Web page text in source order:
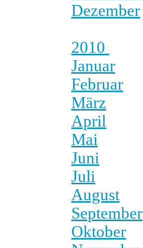
Dezember
2010
Januar
Februar
März
April
Mai
Juni
Juli
August
September
Oktober